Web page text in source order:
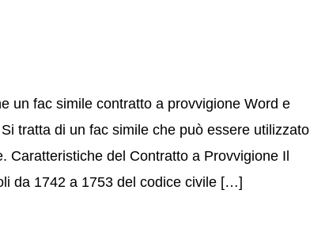
un fac simile contratto a provvigione Word e
tratta di un fac simile che può essere utilizzato
Caratteristiche del Contratto a Provvigione Il
da 1742 a 1753 del codice civile […]